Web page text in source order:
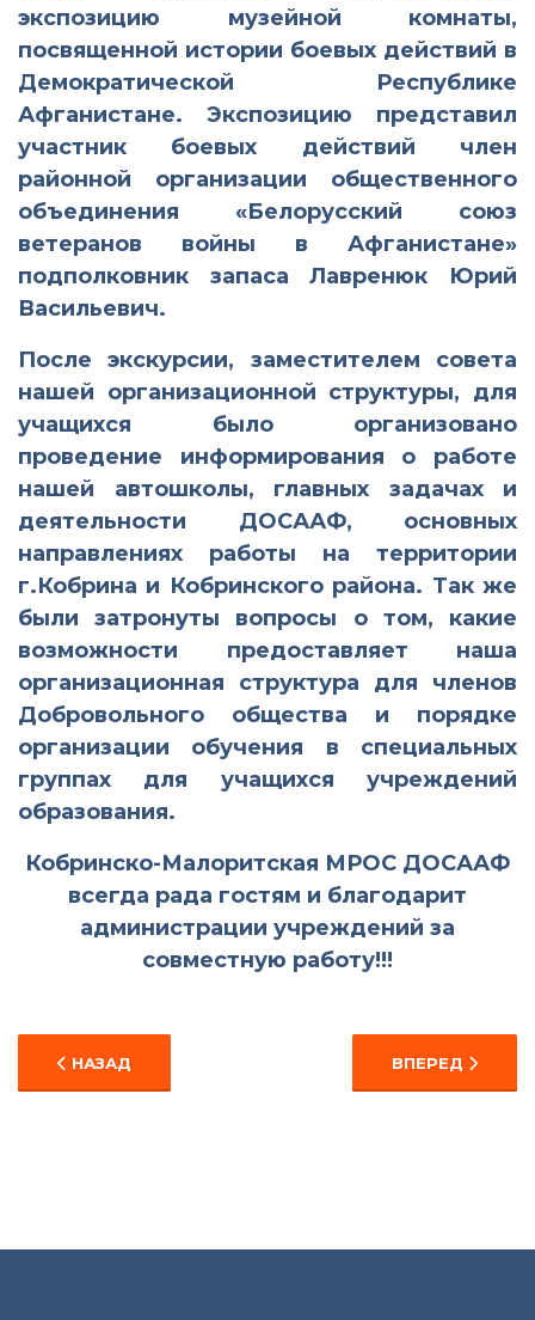
экспозицию музейной комнаты,
посвященной истории боевых действий в
Демократической Республике
Афганистане. Экспозицию представил
участник боевых действий член
районной организации общественного
объединения «Белорусский союз
ветеранов войны в Афганистане»
подполковник запаса Лавренюк Юрий
Васильевич.
После экскурсии, заместителем совета
нашей организационной структуры, для
учащихся было организовано
проведение информирования о работе
нашей автошколы, главных задачах и
деятельности ДОСААФ, основных
направлениях работы на территории
г.Кобрина и Кобринского района. Так же
были затронуты вопросы о том, какие
возможности предоставляет наша
организационная структура для членов
Добровольного общества и порядке
организации обучения в специальных
группах для учащихся учреждений
образования.
Кобринско-Малоритская МРОС ДОСААФ
всегда рада гостям и благодарит
администрации учреждений за
совместную работу!!!
ПРЕДЫДУЩИЙ: УРОК ИСТОРИИ С УЧАСТНИКОМ
НАЗАД СЛЕДУЮЩИЙ:
ВПЕРЕД